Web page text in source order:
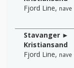
Fjord Line, nave
Stavanger ►
Kristiansand
Fjord Line, nave